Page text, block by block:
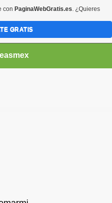
con PaginaWebGratis.es. ¿Quieres
GRATIS